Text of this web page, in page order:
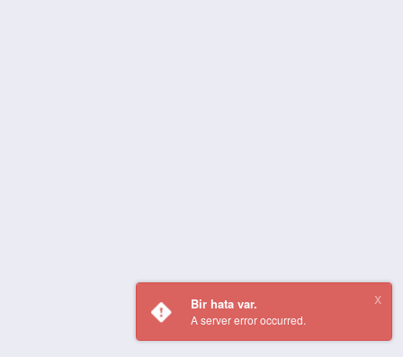
Bir hata var.
A server error occurred.